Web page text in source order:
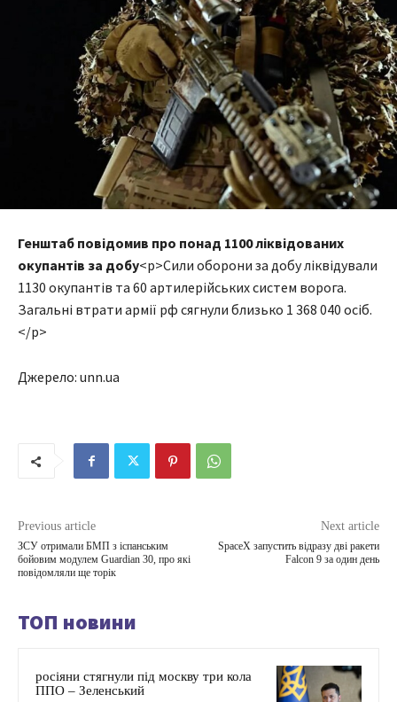
Генштаб повідомив про понад 1100 ліквідованих
окупантів за добу<p>Сили оборони за добу ліквідували
1130 окупантів та 60 артилерійських систем ворога.
Загальні втрати армії рф сягнули близько 1 368 040 осіб.
</p>
Джерело: unn.ua
Previous article
ЗСУ отримали БМП з іспанським
бойовим модулем Guardian 30, про які
повідомляли ще торік
Next article
SpaceX запустить відразу дві ракети
Falcon 9 за один день
ТОП новини
росіяни стягнули під москву три кола
ППО – Зеленський